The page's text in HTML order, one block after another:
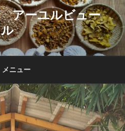
アーユルビュー
メニュー